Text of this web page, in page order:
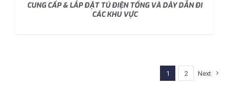
CUNG CẤP & LẮP ĐẶT TỦ ĐIỆN TỔNG VÀ DÂY DẪN ĐI
CÁC KHU VỰC
1 2 Next